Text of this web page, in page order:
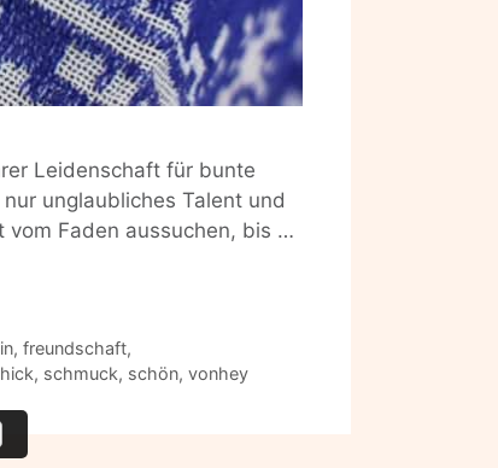
Leidenschaft für bunte
unglaubliches Talent und
vom Faden aussuchen, bis …
, freundschaft,
, schmuck, schön, vonhey